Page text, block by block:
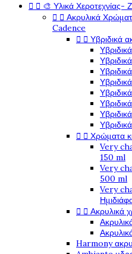
  🎨 Υλικά Χεροτεχνίας-
  Ακρυλικά
Cadence
  Υβριδικά
  Χρώματα
Very
150 ml
Very
500 ml
Very
  Ακρυλικά
Harmony